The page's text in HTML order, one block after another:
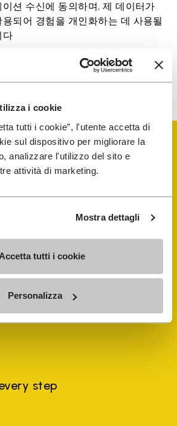
i cookie
tutti i cookie”, l'utente accetta di
sul dispositivo per migliorare la
analizzare l'utilizzo del sito e
attività di marketing.
Mostra dettagli
Accetta tutti i cookie
Personalizza
션 수신에 동의하며, 제 데이터가
되어 경험을 개인화하는 데 사용될
다
step